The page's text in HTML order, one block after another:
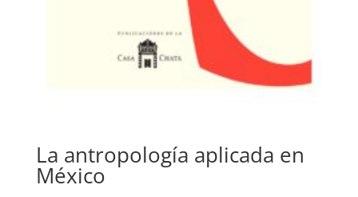
La antropología aplicada en
México